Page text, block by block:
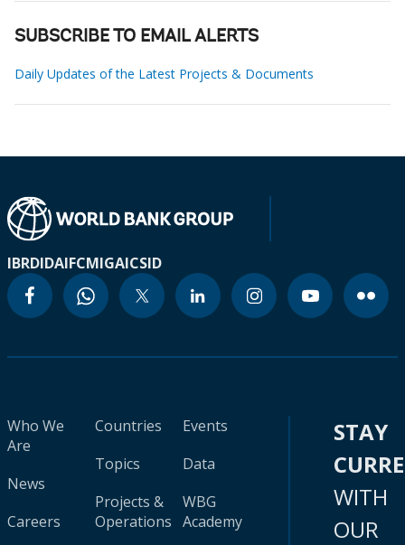
SUBSCRIBE TO EMAIL ALERTS
Daily Updates of the Latest Projects & Documents
IBRDIDAIFCMIGAICSID
Who We
Are
News
Careers
Countries
Topics
Projects &
Operations
Events
Data
WBG
Academy
STAY
WITH
OUR